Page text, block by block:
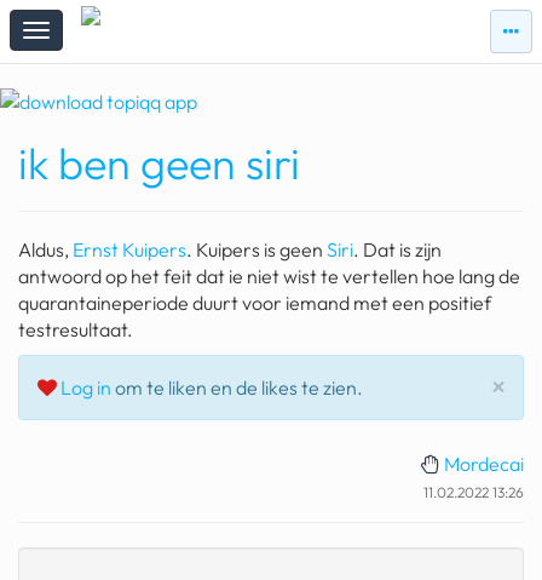
zie
topiqqs
zie
#vandaag
Topiqqs Reacties
ark van noach
pokemon kaarten
21.4 procent btw
ik ben geen siri
Aldus, Ernst Kuipers. Kuipers is geen Siri. Dat is zijn
antwoord op het feit dat ie niet wist te vertellen hoe lang de
quarantaineperiode duurt voor iemand met een positief
testresultaat.
×
Log in om te liken en de likes te zien.
Mordecai
11.02.2022 13:26